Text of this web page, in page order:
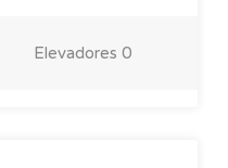
Elevadores 0